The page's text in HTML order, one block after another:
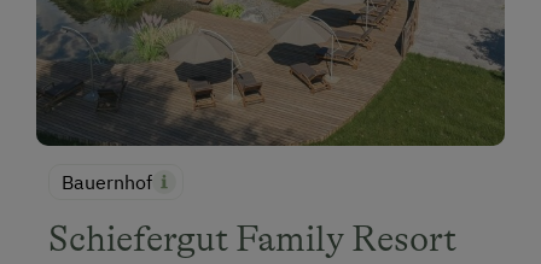
Bauernhof
Schiefergut Family Resort